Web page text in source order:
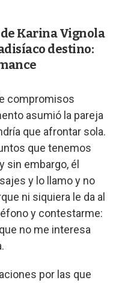
Karina Vignola
destino:
compromisos
asumió la pareja
que afrontar sola.
que tenemos
sin embargo, él
y lo llamo y no
ni siquiera le da al
y contestarme:
no me interesa
por las que